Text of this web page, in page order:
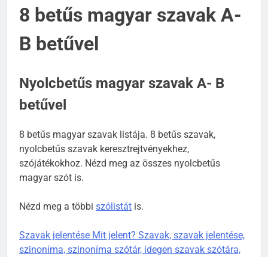
8 betűs magyar szavak A-
B betűvel
Nyolcbetűs magyar szavak A- B
betűvel
8 betűs magyar szavak listája. 8 betűs szavak,
nyolcbetűs szavak keresztrejtvényekhez,
szójátékokhoz. Nézd meg az összes nyolcbetűs
magyar szót is.
Nézd meg a többi szólistát is.
Szavak jelentése Mit jelent? Szavak, szavak jelentése,
szinoníma, szinoníma szótár, idegen szavak szótára,